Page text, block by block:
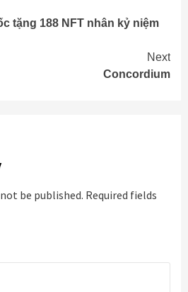
tặng 188 NFT nhân kỷ niệm
Next
Concordium
be published. Required fields